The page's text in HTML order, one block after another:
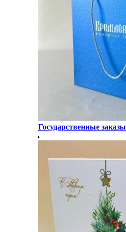
Государственные заказы